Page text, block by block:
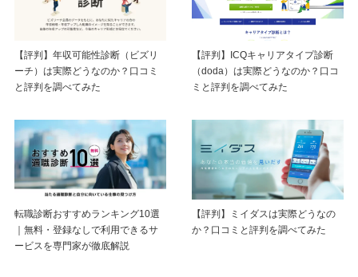
【評判】年収可能性診断（ビズリ
ーチ）は実際どうなのか？口コミ
と評判を調べてみた
【評判】ICQキャリアタイプ診断
（doda）は実際どうなのか？口コ
ミと評判を調べてみた
転職診断おすすめランキング10選
｜無料・登録なしで利用できるサ
ービスを専門家が徹底解説
【評判】ミイダスは実際どうなの
か？口コミと評判を調べてみた